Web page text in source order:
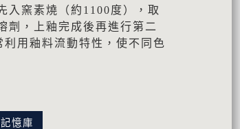
入窯素燒（約1100度），取
劑，上釉完成後再進行第二
用釉料流動特性，使不同色
憶庫